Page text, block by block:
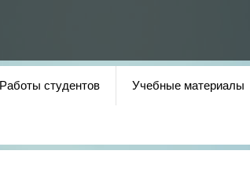
Работы студентов Учебные материалы